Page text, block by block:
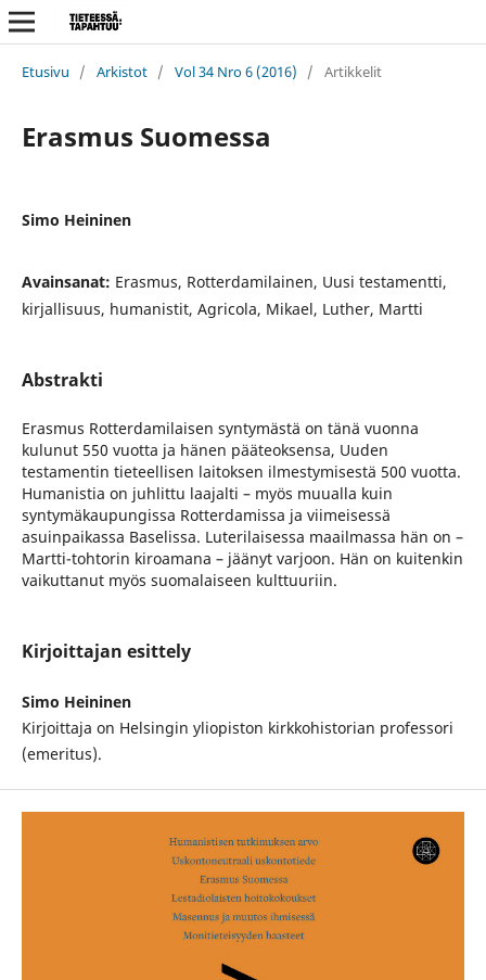
Etusivu / Arkistot / Vol 34 Nro 6 (2016) / Artikkelit
Erasmus Suomessa
Simo Heininen
Avainsanat: Erasmus, Rotterdamilainen, Uusi testamentti,
kirjallisuus, humanistit, Agricola, Mikael, Luther, Martti
Abstrakti
Erasmus Rotterdamilaisen syntymästä on tänä vuonna
kulunut 550 vuotta ja hänen pääteoksensa, Uuden
testamentin tieteellisen laitoksen ilmestymisestä 500 vuotta.
Humanistia on juhlittu laajalti – myös muualla kuin
syntymäkaupungissa Rotterdamissa ja viimeisessä
asuinpaikassa Baselissa. Luterilaisessa maailmassa hän on –
Martti-tohtorin kiroamana – jäänyt varjoon. Hän on kuitenkin
vaikuttanut myös suomalaiseen kulttuuriin.
Kirjoittajan esittely
Simo Heininen
Kirjoittaja on Helsingin yliopiston kirkkohistorian professori
(emeritus).